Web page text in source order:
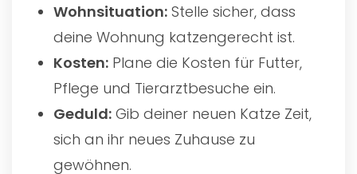
Wohnsituation: Stelle sicher, dass
deine Wohnung katzengerecht ist.
Kosten: Plane die Kosten für Futter,
Pflege und Tierarztbesuche ein.
Geduld: Gib deiner neuen Katze Zeit,
sich an ihr neues Zuhause zu
gewöhnen.